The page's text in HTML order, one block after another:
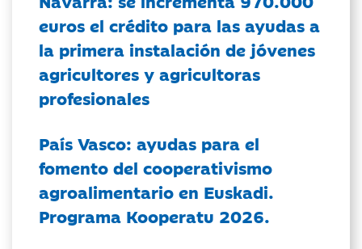
euros el crédito para las ayudas a
la primera instalación de jóvenes
agricultores y agricultoras
profesionales
País Vasco: ayudas para el
fomento del cooperativismo
agroalimentario en Euskadi.
Programa Kooperatu 2026.